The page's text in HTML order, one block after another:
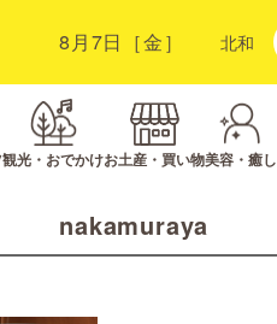
8月7日［金］ 北和
観光・おでかけお土産・買い物美容・癒し
nakamuraya